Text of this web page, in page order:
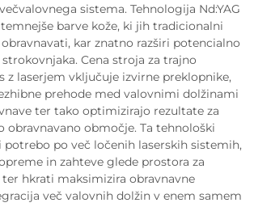
sistema. Tehnologija Nd:YAG
barve kože, ki jih tradicionalni
kar znatno razširi potencialno
Cena stroja za trajno
z laserjem vključuje izvirne preklopnike,
prehode med valovnimi dolžinami
ter tako optimizirajo rezultate za
obravnavano območje. Ta tehnološki
potrebo po več ločenih laserskih sistemih,
in zahteve glede prostora za
ter hkrati maksimizira obravnavne
več valovnih dolžin v enem samem